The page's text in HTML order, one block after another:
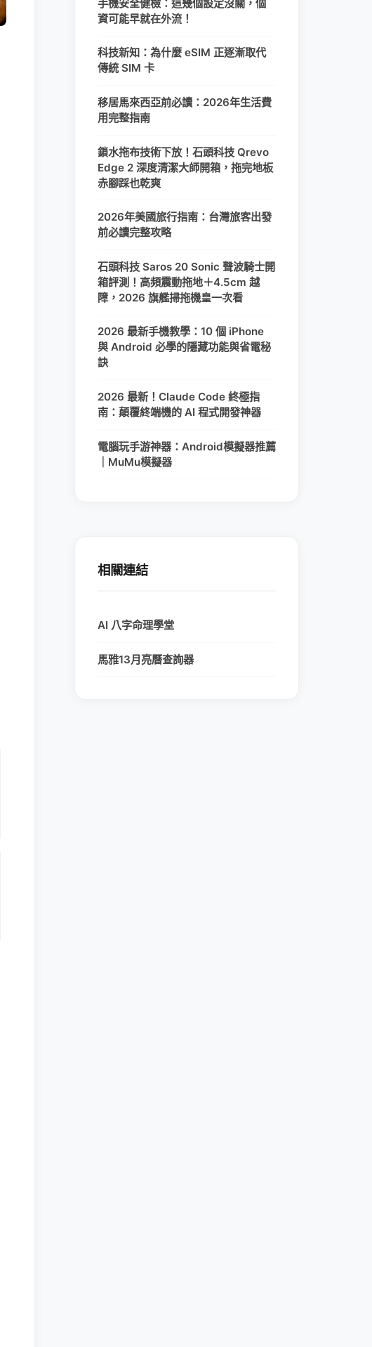
手機安全健檢：這幾個設定沒關，個
資可能早就在外流！
科技新知：為什麼 eSIM 正逐漸取代
傳統 SIM 卡
移居馬來西亞前必讀：2026年生活費
用完整指南
鎖水拖布技術下放！石頭科技 Qrevo
Edge 2 深度清潔大師開箱，拖完地板
赤腳踩也乾爽
2026年美國旅行指南：台灣旅客出發
前必讀完整攻略
石頭科技 Saros 20 Sonic 聲波騎士開
箱評測！高頻震動拖地＋4.5cm 越
障，2026 旗艦掃拖機皇一次看
2026 最新手機教學：10 個 iPhone
與 Android 必學的隱藏功能與省電秘
訣
2026 最新！Claude Code 終極指
南：顛覆終端機的 AI 程式開發神器
電腦玩手游神器：Android模擬器推薦
｜MuMu模擬器
相關連結
AI 八字命理學堂
馬雅13月亮曆查詢器